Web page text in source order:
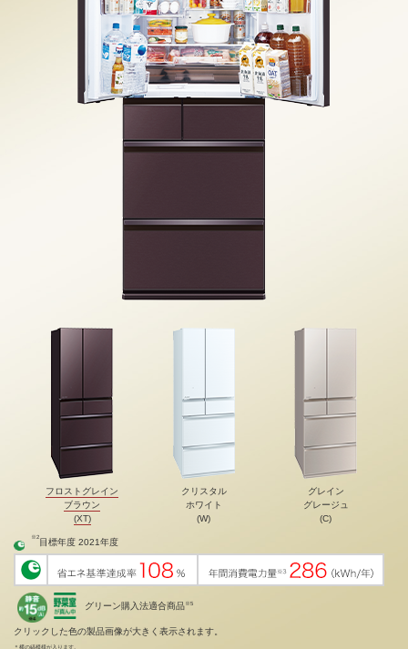
フロストグレイン
ブラウン
(XT)
クリスタル
ホワイト
(W)
グレイン
グレージュ
(C)
※2
目標年度 2021年度
グリーン購入法適合商品※5
クリックした色の製品画像が大きく表示されます。
＊ 横の縞模様が入ります。